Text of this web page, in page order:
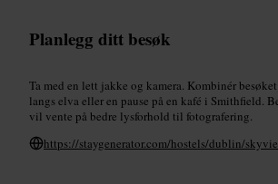
Planlegg ditt besøk
Ta med en lett jakke og kamera. Kombinér
langs elva eller en pause på en kafé i Smithfield.
vil vente på bedre lysforhold til fotografering.
https://staygenerator.com/hostels/dublin/